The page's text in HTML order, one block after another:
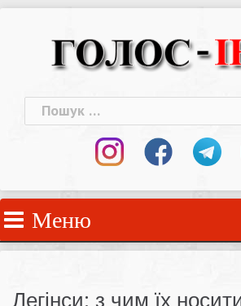
Пошук:
Меню
Легінси: з чим їх